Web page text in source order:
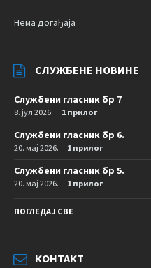
Нема догађаја
СЛУЖБЕНЕ НОВИНЕ
Службени гласник бр 7
8. јул 2026. 1 прилог
Службени гласник бр 6.
20. мај 2026. 1 прилог
Службени гласник бр 5.
20. мај 2026. 1 прилог
ПОГЛЕДАЈ СВЕ
КОНТАКТ